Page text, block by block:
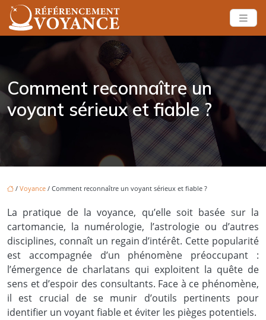
Comment reconnaître un
voyant sérieux et fiable ?
/ Voyance / Comment reconnaître un voyant sérieux et fiable ?
La pratique de la voyance, qu’elle soit basée sur la
cartomancie, la numérologie, l’astrologie ou d’autres
disciplines, connaît un regain d’intérêt. Cette popularité
est accompagnée d’un phénomène préoccupant :
l’émergence de charlatans qui exploitent la quête de
sens et d’espoir des consultants. Face à ce phénomène,
il est crucial de se munir d’outils pertinents pour
identifier un voyant fiable et éviter les pièges potentiels.